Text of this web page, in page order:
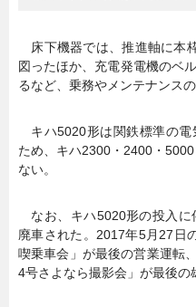
床下機器では、推進軸に本
図ったほか、充電発電機のベ
るなど、乗務やメンテナンス
キハ5020形は関鉄標準の電
ため、キハ2300・2400・
ない。
なお、キハ5020形の投入に
廃車された。2017年5月27日
喫乗車会」が最後の営業運転
4号さよなら撮影会」が最後の